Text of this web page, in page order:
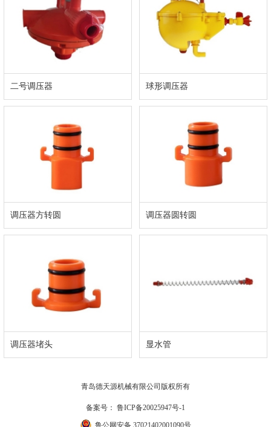
二号调压器 球形调压器
调压器方转圆 调压器圆转圆
调压器堵头 显水管
青岛德天源机械有限公司版权所有
备案号： 鲁ICP备20025947号-1
鲁公网安备 37021402001090号